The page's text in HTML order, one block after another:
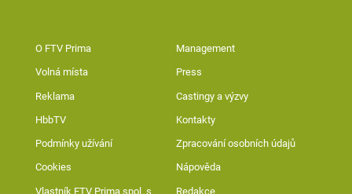
O FTV Prima Management
Volná místa Press
Reklama Castingy a výzvy
HbbTV Kontakty
Podmínky užívání Zpracování osobních údajů
Cookies Nápověda
Vlastník FTV Prima spol. s Redakce